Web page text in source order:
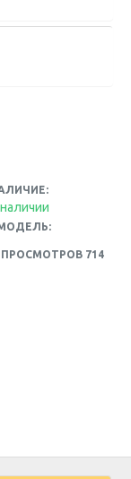
ПРОСМОТРОВ 714